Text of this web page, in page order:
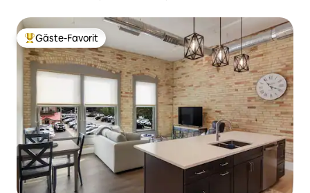
Beliebter Gäste-Favorit.
Gäste-Favorit